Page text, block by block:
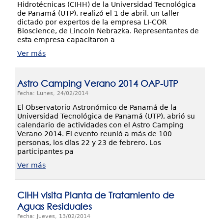
Hidrotécnicas (CIHH) de la Universidad Tecnológica
de Panamá (UTP), realizó el 1 de abril, un taller
dictado por expertos de la empresa LI-COR
Bioscience, de Lincoln Nebrazka. Representantes de
esta empresa capacitaron a
Ver más
Astro Camping Verano 2014 OAP-UTP
Fecha: Lunes, 24/02/2014
El Observatorio Astronómico de Panamá de la
Universidad Tecnológica de Panamá (UTP), abrió su
calendario de actividades con el Astro Camping
Verano 2014. El evento reunió a más de 100
personas, los días 22 y 23 de febrero. Los
participantes pa
Ver más
CIHH visita Planta de Tratamiento de
Aguas Residuales
Fecha: Jueves, 13/02/2014